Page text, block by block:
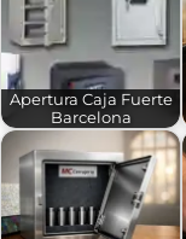
Apertura Caja Fuerte
Barcelona